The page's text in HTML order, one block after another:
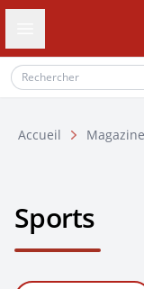
Ouvrir le tiroir
Accueil
Sports